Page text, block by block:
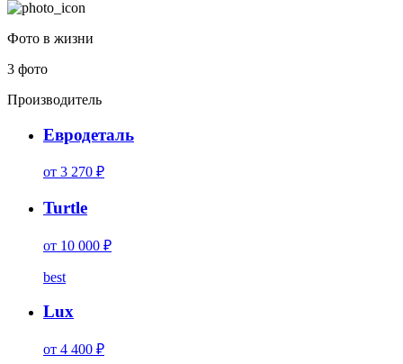
Фото в жизни
3 фото
Производитель
Евродеталь
от 3 270 ₽
Turtle
от 10 000 ₽
best
Lux
от 4 400 ₽